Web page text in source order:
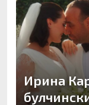
Ирина